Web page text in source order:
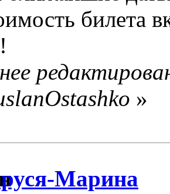
билета
»
Марина